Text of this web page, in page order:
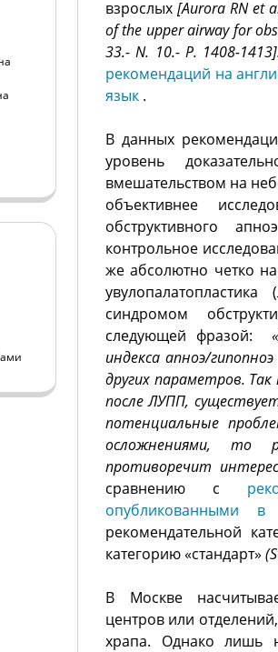
взрослых [Aurora RN et
of the upper airway for
33.- N. 10.- P. 1408-
рекомендаций на
язык .
В данных
уровень
вмешательством на
объективнее
обструктивного
контрольное
же абсолютно четко
синдромом
следующей фразой: «
индекса апноэ/
других параметров.
после ЛУПП,
потенциальные
осложнениями, то
противоречит
сравнению с
опубликованными
рекомендательной
категорию «стандарт» (
В Москве
центров или
храпа. Однако лишь